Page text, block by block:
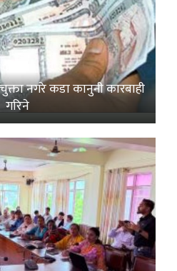
नगरे कडा कानुनी कारबाही
गरिने